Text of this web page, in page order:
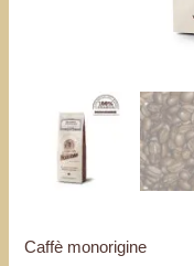
Caffè monorigine
Caffè